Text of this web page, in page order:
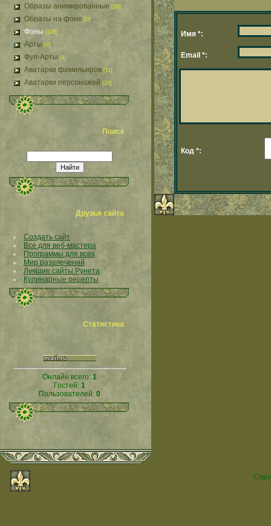
Образы анимированные [16]
Образы на фоне [0]
Фоны [106]
Арты [8]
Фул-Арты [4]
Аватарки фамильяров [11]
Аватарки персонажей [24]
Поиск
Друзья сайта
Создать сайт
Все для веб-мастера
Программы для всех
Мир развлечений
Лучшие сайты Рунета
Кулинарные рецепты
Статистика
Онлайн всего: 1
Гостей: 1
Пользователей: 0
Имя *:
Email *:
Код *: